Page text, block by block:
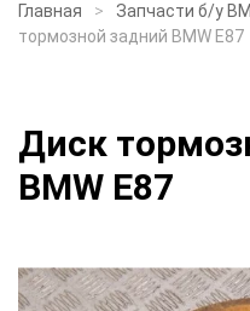
Главная Запчасти б/у
тормозной задний BMW E87
Диск
BMW E87